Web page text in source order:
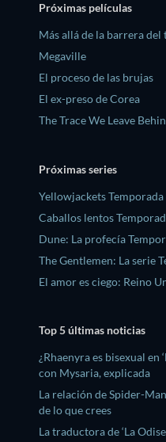
Próximas películas
Más allá de la barrera del
Megaville
El proceso de las brujas
El ex-preso de Corea
The Trace We Leave
Próximas series
Yellowjackets Temporada
Caballos lentos
Dune: La profecía
The Gentlemen: La serie
El amor es ciego: Reino
Top 5 últimas noticias
¿Rhaenyra es bisexual en
con Mysaria, explicada
La relación de Spider-
de lo que crees
La traductora de ‘La